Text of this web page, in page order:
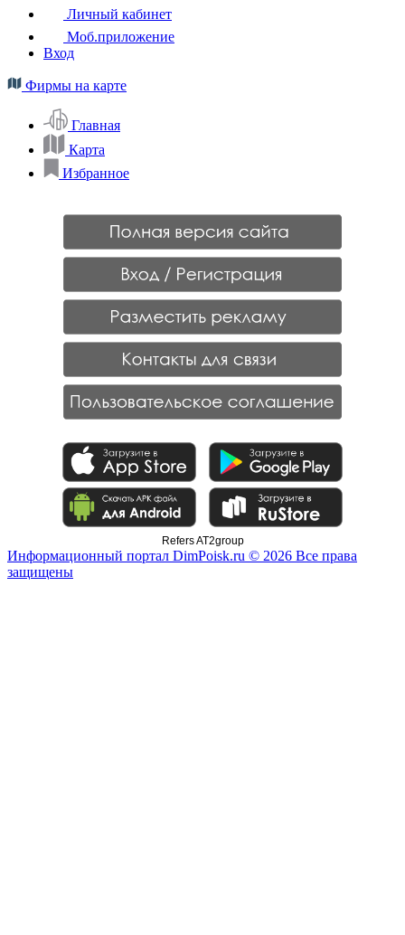
Личный кабинет
Моб.приложение
Вход
Фирмы на карте
Главная
Карта
Избранное
Refers AT2group
Информационный портал DimPoisk.ru © 2026 Все права
защищены